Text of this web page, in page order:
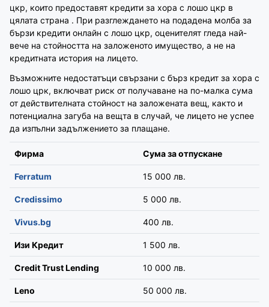
цкр, които предоставят кредити за хора с лошо цкр в
цялата страна . При разглеждането на подадена молба за
бързи кредити онлайн с лошо цкр, оценителят гледа най-
вече на стойността на заложеното имущество, а не на
кредитната история на лицето.
Възможните недостатъци свързани с бърз кредит за хора с
лошо црк, включват риск от получаване на по-малка сума
от действителната стойност на заложената вещ, както и
потенциална загуба на вещта в случай, че лицето не успее
да изпълни задължението за плащане.
Фирма Сума за отпускане
Ferratum 15 000 лв.
Credissimo 5 000 лв.
Vivus.bg 400 лв.
Изи Кредит 1 500 лв.
Credit Trust Lending 10 000 лв.
Leno 50 000 лв.